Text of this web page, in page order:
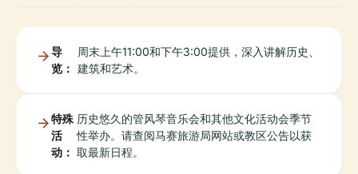
导
览：
周末上午11:00和下午3:00提供，深入讲解历史、
建筑和艺术。
特殊
活
动：
历史悠久的管风琴音乐会和其他文化活动会季节
性举办。请查阅马赛旅游局网站或教区公告以获
取最新日程。